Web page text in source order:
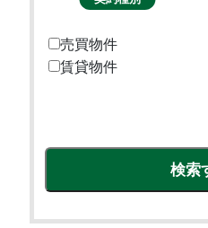
売買物件
賃貸物件